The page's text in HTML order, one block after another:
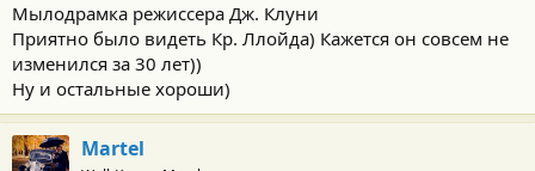
Мылодрамка режиссера Дж. Клуни
Приятно было видеть Кр. Ллойда) Кажется он совсем не
изменился за 30 лет))
Ну и остальные хороши)
Martel